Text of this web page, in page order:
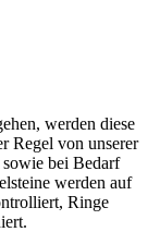
werden diese
Regel von unserer
bei Bedarf
werden auf
Ringe